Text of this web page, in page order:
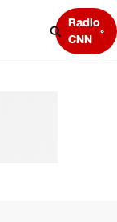
Radio
CNN